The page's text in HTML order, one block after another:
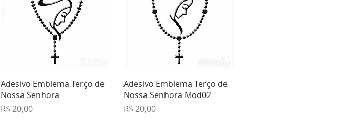
Visualização rápida
Adesivo Emblema Terço de
Nossa Senhora
Preço
R$ 20,00
Visualização rápida
Adesivo Emblema Terço de
Nossa Senhora Mod02
Preço
R$ 20,00